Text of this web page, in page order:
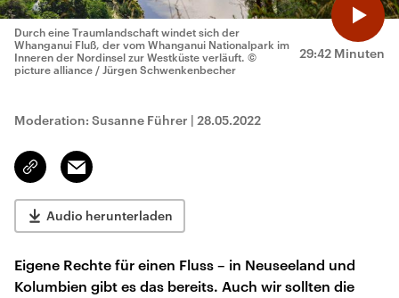
29:42 Minuten
Durch eine Traumlandschaft windet sich der
Whanganui Fluß, der vom Whanganui Nationalpark im
Inneren der Nordinsel zur Westküste verläuft. ©
picture alliance / Jürgen Schwenkenbecher
Moderation: Susanne Führer | 28.05.2022
Link
kopieren/teilen
Email
Audio herunterladen
Eigene Rechte für einen Fluss – in Neuseeland und
Kolumbien gibt es das bereits. Auch wir sollten die